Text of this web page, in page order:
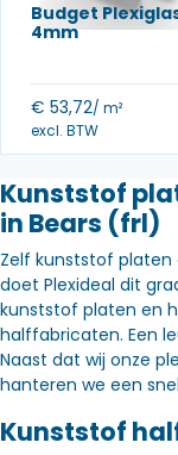
Budget
4mm
€ 53,72/ m²
excl. BTW
Kunststof
in Bears (frl)
Zelf kunststof
doet Plexideal dit
kunststof platen en
halffabricaten. Een
Naast dat wij onze
hanteren we een
Kunststof